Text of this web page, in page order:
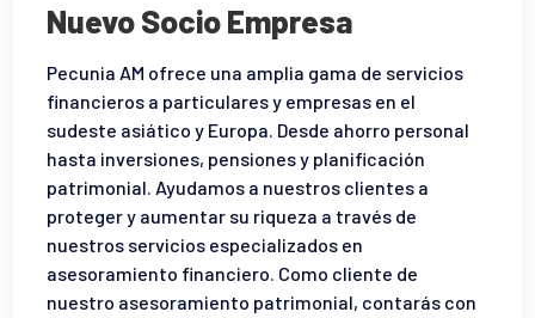
Nuevo Socio Empresa
Pecunia AM ofrece una amplia gama de servicios
financieros a particulares y empresas en el
sudeste asiático y Europa. Desde ahorro personal
hasta inversiones, pensiones y planificación
patrimonial. Ayudamos a nuestros clientes a
proteger y aumentar su riqueza a través de
nuestros servicios especializados en
asesoramiento financiero. Como cliente de
nuestro asesoramiento patrimonial, contarás con